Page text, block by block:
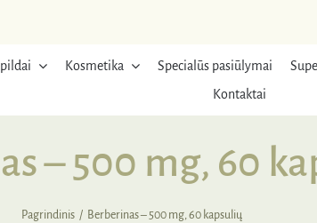
Kosmetika Specialūs pasiūlymai
Kontaktai
– 500 mg, 60
Pagrindinis Berberinas – 500 mg, 60 kapsulių